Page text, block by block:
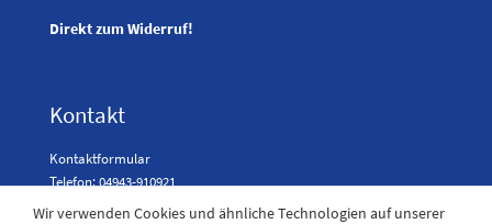
Direkt zum Widerruf!
Kontakt
Kontaktformular
Telefon: 04943-910921
Wir verwenden Cookies und ähnliche Technologien auf unserer